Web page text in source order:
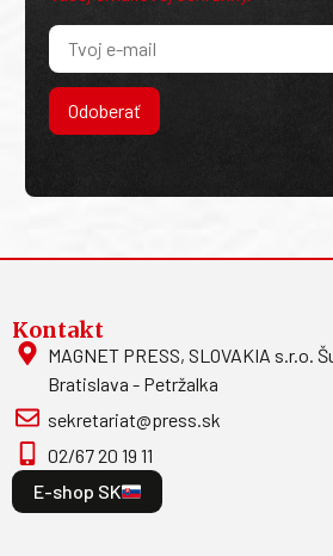
Odoberať
Kontakt
MAGNET PRESS, SLOVAKIA s.r.o.
Bratislava - Petržalka
sekretariat@press.sk
02/67 20 19 11
E-shop SK